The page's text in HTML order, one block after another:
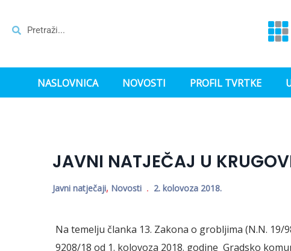
NASLOVNICA NOVOSTI PROFIL TVRTKE
JAVNI NATJEČAJ U
Javni natječaji, Novosti 2. kolovoza 2018.
Na temelju članka 13. Zakona o grobljima (N.N. 19/
9208/18 od 1. kolovoza 2018. godine Gradsko